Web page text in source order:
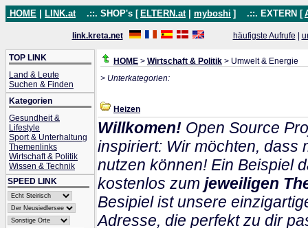
HOME LINK.at .::. SHOP's [ ELTERN.at myboshi ] .::. EXTERN [
link.kreta.net häufigste Aufrufe
TOP LINK
Land & Leute
Suchen & Finden
Kategorien
Gesundheit &
Lifestyle
Sport & Unterhaltung
Themenlinks
Wirtschaft & Politik
Wissen & Technik
SPEED LINK
HOME > Wirtschaft & Politik > Umwelt & Energie
> Unterkategorien:
Heizen
Willkomen! Open Source
inspiriert: Wir möchten, dass
nutzen können! Ein Beispiel
kostenlos zum jeweiligen
Besipiel ist unsere
Adresse, die perfekt zu dir